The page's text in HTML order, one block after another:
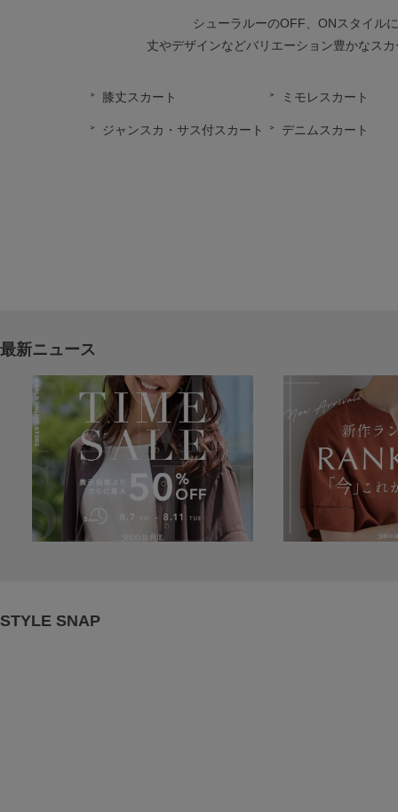
シューラルーのOFF、ONスタイル
丈やデザインなどバリエーション豊かなス
膝丈スカート ミモレスカート
ジャンスカ・サス付スカート デニムスカート
最新ニュース
STYLE SNAP